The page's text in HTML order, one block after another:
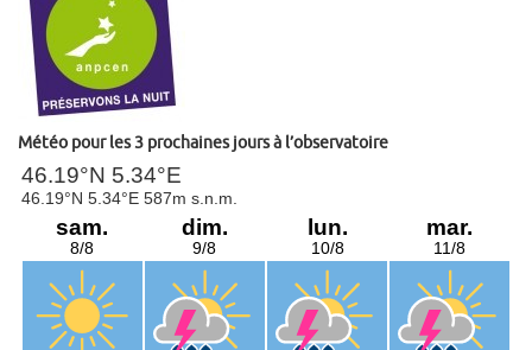
Météo pour les 3 prochaines jours à l’observatoire